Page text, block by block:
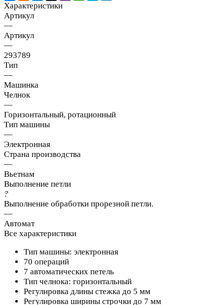
Характеристики
Артикул
—
Артикул
—
293789
Тип
—
Машинка
Челнок
—
Горизонтальный, ротационный
Тип машины
—
Электронная
Страна производства
—
Вьетнам
Выполнение петли
?
Выполнение обработки прорезной петли.
—
Автомат
Все характеристики
Тип машины: электронная
70 операций
7 автоматических петель
Тип челнока: горизонтальный
Регулировка длины стежка до 5 мм
Регулировка ширины строчки до 7 мм